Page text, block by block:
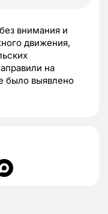
внимания и
движения,
на
было выявлено